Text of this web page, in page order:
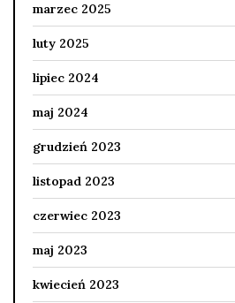
marzec 2025
luty 2025
lipiec 2024
maj 2024
grudzień 2023
listopad 2023
czerwiec 2023
maj 2023
kwiecień 2023